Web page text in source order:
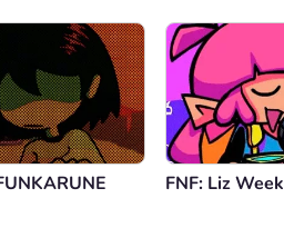
Pare o jogo/ Selecione um nível
FNF: Liz Week